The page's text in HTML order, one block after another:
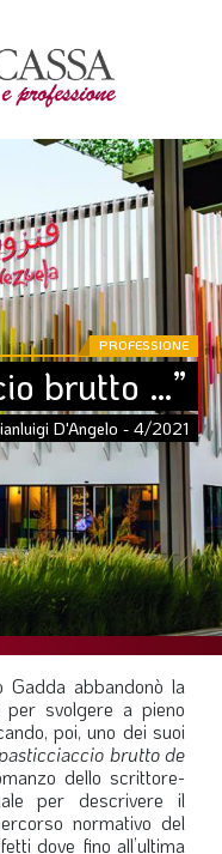
PROFESSIONE
brutto …”
D'Angelo - 4/2021
Gadda abbandonò la
svolgere a pieno
poi, uno dei suoi
brutto de
dello scrittore-
per descrivere il
normativo del
dove fino all’ultima